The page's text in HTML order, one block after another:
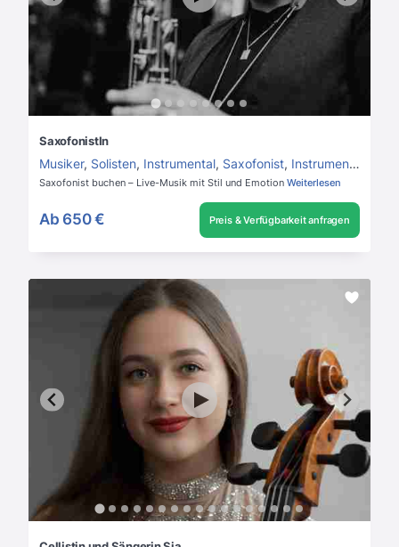
SaxofonistIn
Musiker, Solisten, Instrumental, Saxofonist, Instrumentalmusik
Saxofonist buchen – Live-Musik mit Stil und Emotion Weiterlesen
Ab 650 € Preis & Verfügbarkeit anfragen